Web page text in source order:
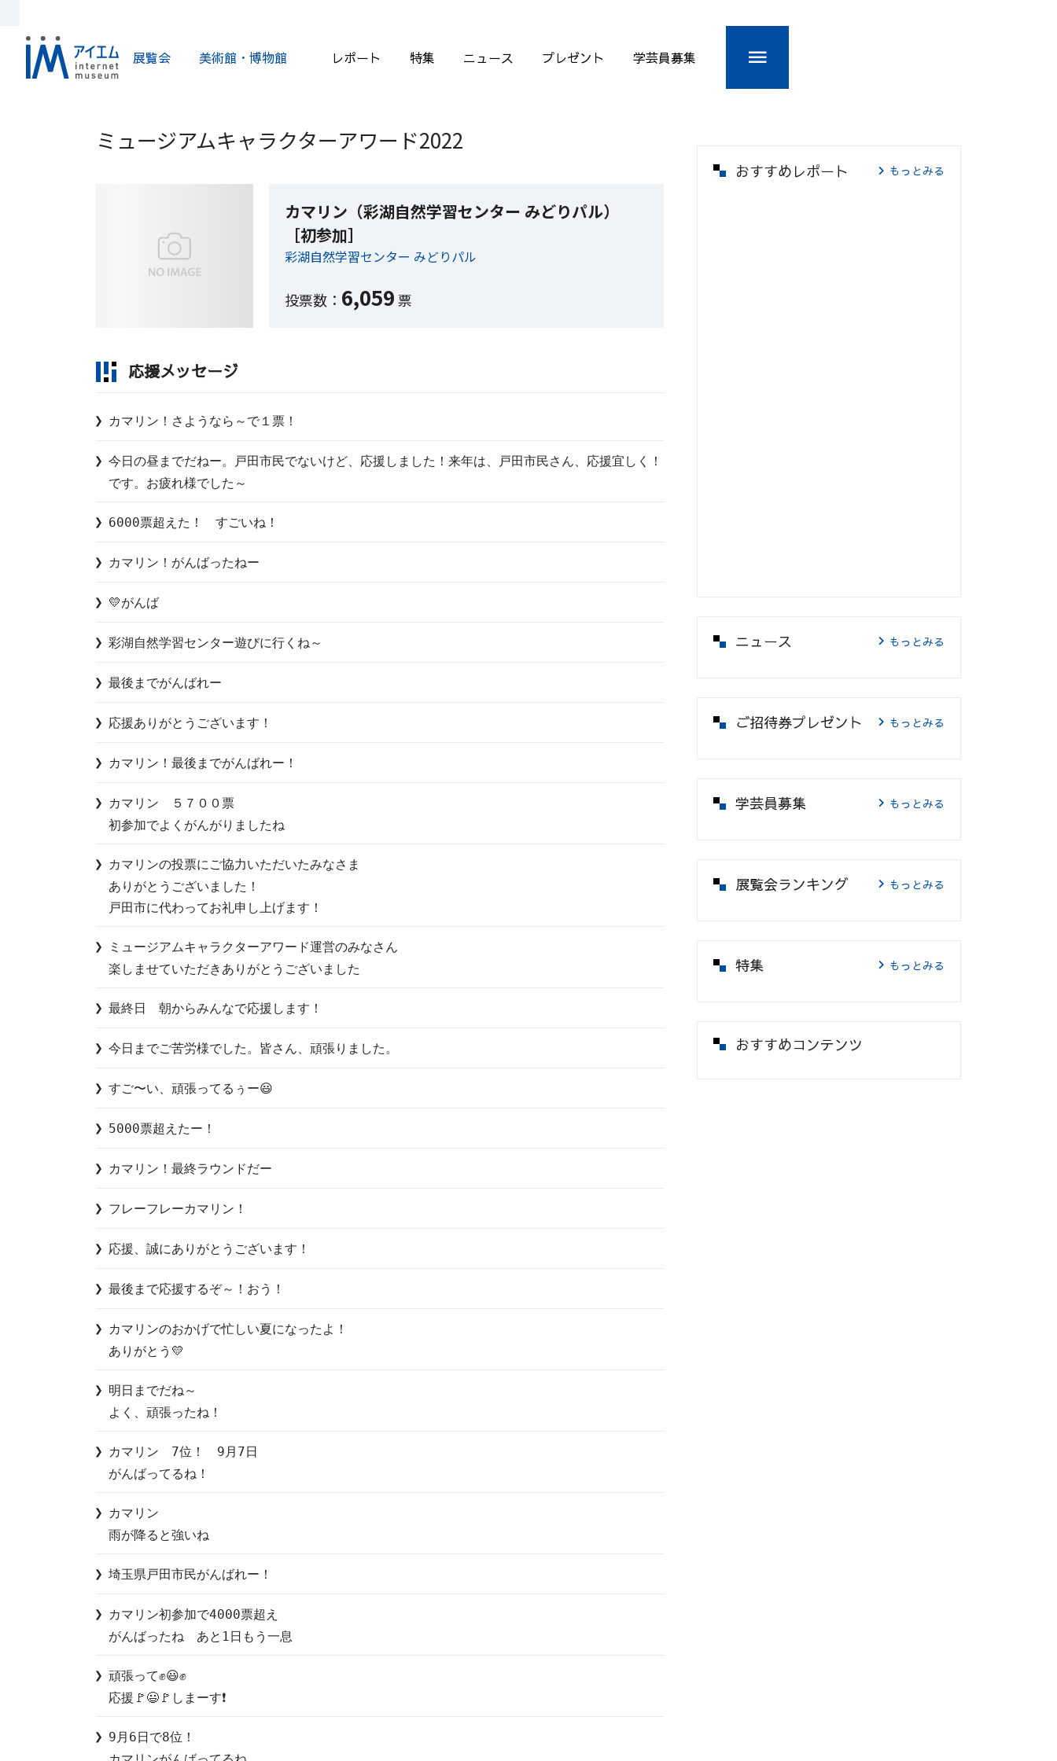
展覧会 美術館・博物館 レポート 特集 ニュース プレゼント 学芸員募集
ミュージアムキャラクターアワード2022
カマリン（彩湖自然学習センター みどりパル）
［初参加］
彩湖自然学習センター みどりパル
投票数： 6,059票
応援メッセージ
カマリン！さようなら～で１票！
今日の昼までだねー。戸田市民でないけど、応援しました！来年は、戸田市民さん、応援宜しく！
です。お疲れ様でした～
6000票超えた！　すごいね！
カマリン！がんばったねー
💛がんば
彩湖自然学習センター遊びに行くね～
最後までがんばれー
応援ありがとうございます！
カマリン！最後までがんばれー！
カマリン　５７００票
初参加でよくがんがりましたね
カマリンの投票にご協力いただいたみなさま
ありがとうございました！
戸田市に代わってお礼申し上げます！
ミュージアムキャラクターアワード運営のみなさん
楽しませていただきありがとうございました
最終日　朝からみんなで応援します！
今日までご苦労様でした。皆さん、頑張りました。
すご〜い、頑張ってるぅー😃
5000票超えたー！
カマリン！最終ラウンドだー
フレーフレーカマリン！
応援、誠にありがとうございます！
最後まで応援するぞ～！おう！
カマリンのおかげで忙しい夏になったよ！
ありがとう💛
明日までだね～
よく、頑張ったね！
カマリン　7位！　9月7日
がんばってるね！
カマリン
雨が降ると強いね
埼玉県戸田市民がんばれー！
カマリン初参加で4000票超え
がんばったね　あと1日もう一息
頑張って✊😃✊
応援🚩😃🚩しまーす❗
9月6日で8位！
おすすめレポート もっとみる
ニュース もっとみる
ご招待券プレゼント もっとみる
学芸員募集 もっとみる
展覧会ランキング もっとみる
特集 もっとみる
おすすめコンテンツ